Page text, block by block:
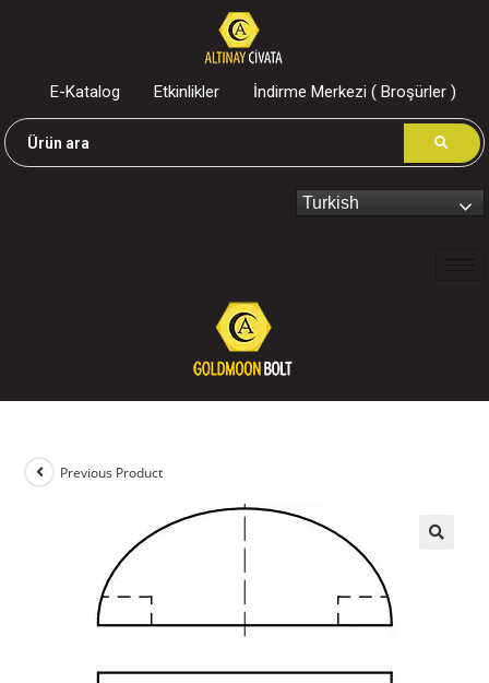
E-Katalog Etkinlikler İndirme Merkezi ( Broşürler )
Turkish
Previous Product